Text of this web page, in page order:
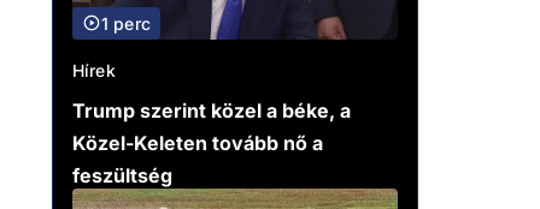
1 perc
Hírek
Trump szerint közel a béke, a
Közel-Keleten tovább nő a
feszültség